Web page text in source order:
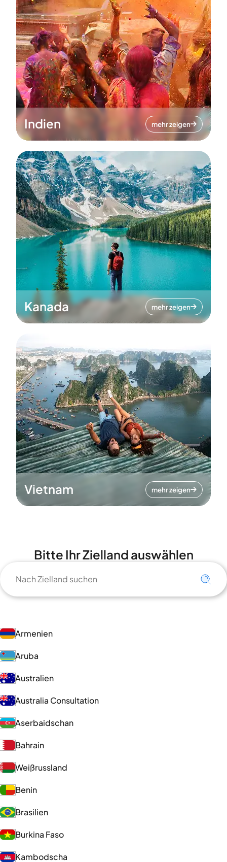
Indien mehr zeigen
Kanada mehr zeigen
Vietnam mehr zeigen
Bitte Ihr Zielland auswählen
Armenien
Aruba
Australien
Australia Consultation
Aserbaidschan
Bahrain
Weißrussland
Benin
Brasilien
Burkina Faso
Kambodscha